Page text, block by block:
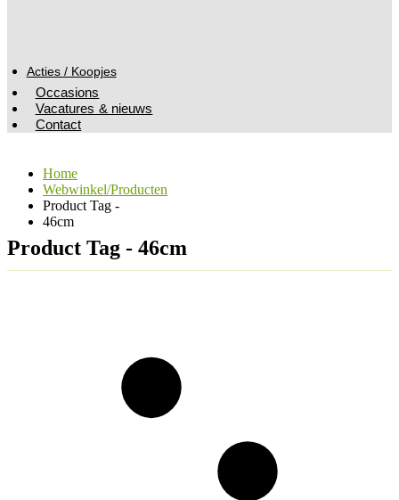
Acties / Koopjes
Occasions
Vacatures & nieuws
Contact
Home
Webwinkel/Producten
Product Tag -
46cm
Product Tag - 46cm